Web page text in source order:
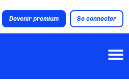
Devenir premium Se connecter